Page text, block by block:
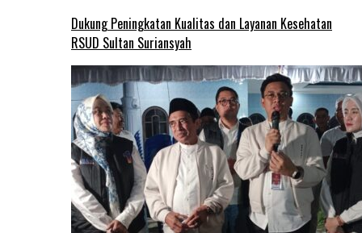
Dukung Peningkatan Kualitas dan Layanan Kesehatan
RSUD Sultan Suriansyah